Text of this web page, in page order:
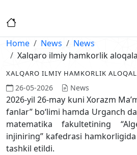
Home News
News
Xalqaro ilmiy hamkorlik
XALQARO ILMIY HAMKORLIK
26-05-2026 News
2026-yil 26-may kuni Xorazm
fanlar” bo‘limi hamda Urganch
matematika fakultetining
injiniring” kafedrasi
tashkil etildi.